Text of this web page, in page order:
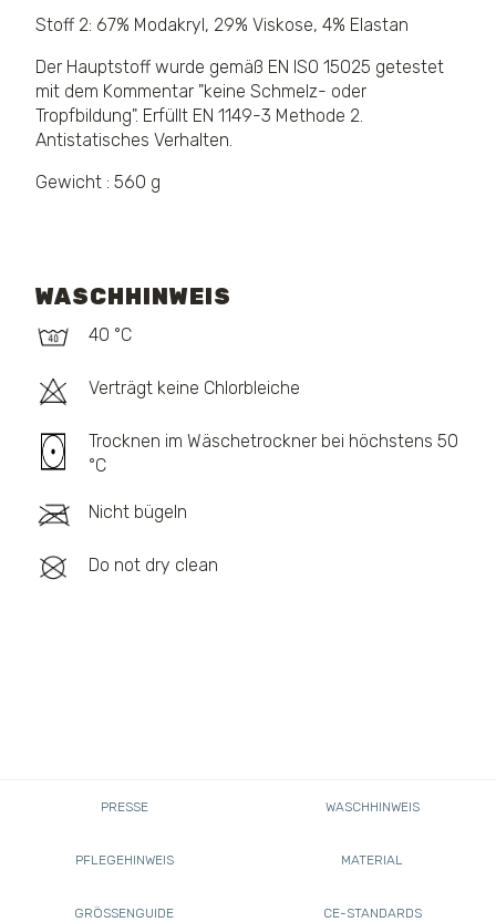
Stoff 2: 67% Modakryl, 29% Viskose, 4% Elastan
Der Hauptstoff wurde gemäß EN ISO 15025 getestet
mit dem Kommentar "keine Schmelz- oder
Tropfbildung". Erfüllt EN 1149-3 Methode 2.
Antistatisches Verhalten.
Gewicht : 560 g
WASCHHINWEIS
40 °C
Verträgt keine Chlorbleiche
Trocknen im Wäschetrockner bei höchstens 50
°C
Nicht bügeln
Do not dry clean
PRESSE WASCHHINWEIS
PFLEGEHINWEIS MATERIAL
GRÖSSENGUIDE CE-STANDARDS